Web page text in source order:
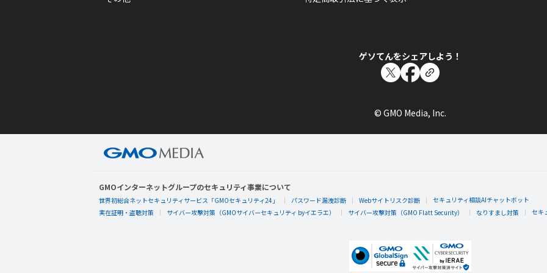
ゲソてんをシェアしよう！
© GMO Media, Inc.
GMOインターネットグループのセキュリティ事業について
世界初総合ネットセキュリティサービス「GMOセキュリティ24」 パスワード漏洩診断 Webサイトリスク診断
セキュリティ相談AIチャットボット
実在証明・盗聴対策
サイバー攻撃対策（GMOサイバーセキュリティ byイエラエ） サイバー攻撃対策（GMO Flatt Security） なりすまし対策 セキ